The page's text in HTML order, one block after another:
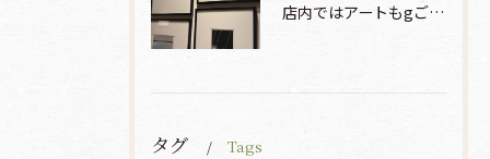
店内ではアートもgご鑑賞いただけます♡♡♡
タグ Tags